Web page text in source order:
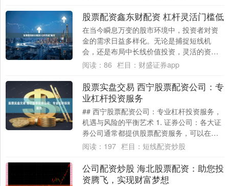
股票配资鑫东财配资 杠杆灵活门槛低
在当今瞬息万变的股市环境中，投资者对资
金的需求日益多样化。无论是捕捉短线机
会，还是布局中长线价值投资，灵活的资金
配置方案都显得尤为重要。作为业内知名的
阅读： 86 栏目： 财盛证券app
股票实盘交易 西宁股票配资公司：专
业杠杆投资服务
## 西宁股票配资公司：专业杠杆投资服务，
机遇与风险的平衡艺术 1. 证券公司：各大证
券公司通常都提供股票配资服务，可以在当
地的证券公司咨询相关信息并了解具体的....
阅读： 197 栏目： 短线配资炒股
公司配资炒股 海北股票配资：助您投
资腾飞，实现财富梦想